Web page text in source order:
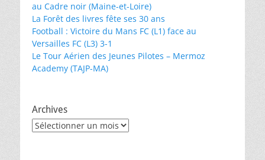
au Cadre noir (Maine-et-Loire)
La Forêt des livres fête ses 30 ans
Football : Victoire du Mans FC (L1) face au
Versailles FC (L3) 3-1
Le Tour Aérien des Jeunes Pilotes – Mermoz
Academy (TAJP-MA)
Archives
Archives